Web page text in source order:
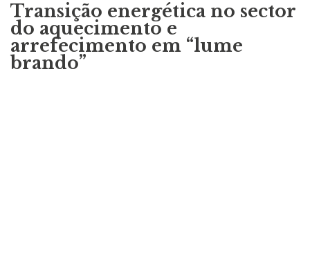
Transição energética no sector
do aquecimento e
arrefecimento em “lume
brando”